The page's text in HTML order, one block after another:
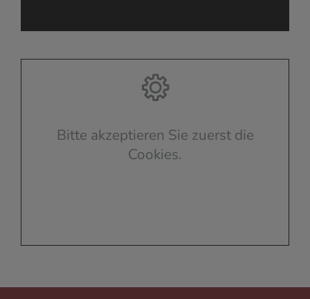
Bitte akzeptieren Sie zuerst die
Cookies.